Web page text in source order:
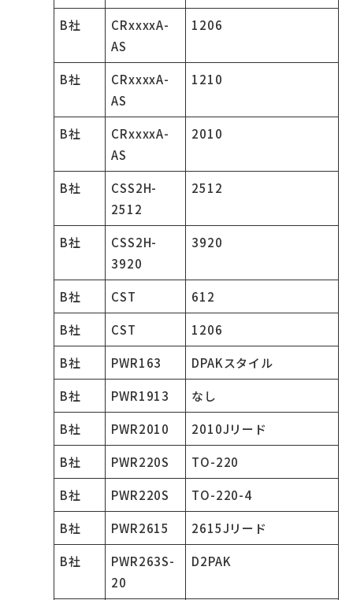
B社
CRxxxxA-
AS
1206
B社
CRxxxxA-
AS
1210
B社
CRxxxxA-
AS
2010
B社
CSS2H-
2512
2512
B社
CSS2H-
3920
3920
B社 CST
612
B社
CST
1206
B社
PWR163
DPAKスタイル
B社
PWR1913
なし
B社
PWR2010
2010Jリード
B社
PWR220S
TO-220
B社
PWR220S
TO-220-4
B社
PWR2615
2615Jリード
B社
PWR263S-
20
D2PAK